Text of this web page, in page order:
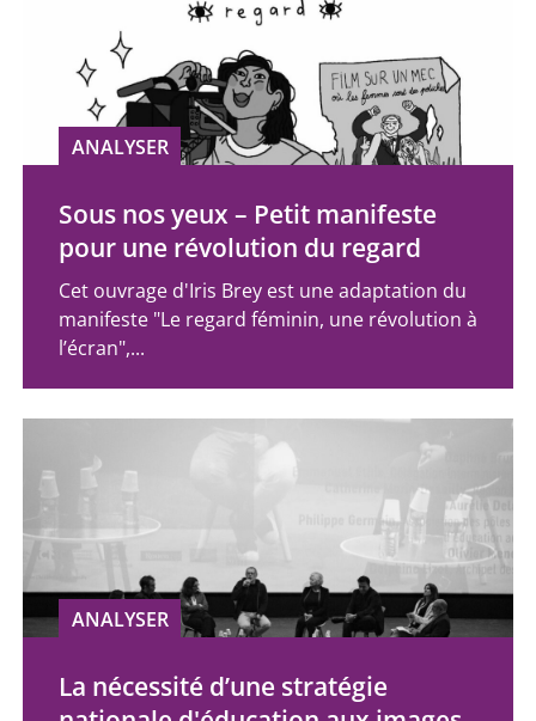
ANALYSER
Sous nos yeux – Petit manifeste
pour une révolution du regard
Cet ouvrage d'Iris Brey est une adaptation du
manifeste "Le regard féminin, une révolution à
l’écran",...
ANALYSER
La nécessité d’une stratégie